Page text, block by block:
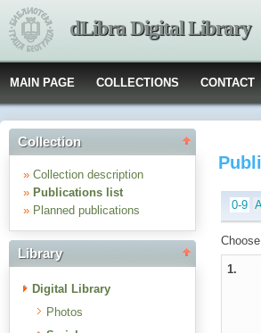
dLibra Digital Library
MAIN PAGE COLLECTIONS CONTACT
Collection
» Collection description
» Publications list
» Planned publications
Library
Digital Library
Photos
0-9
1.